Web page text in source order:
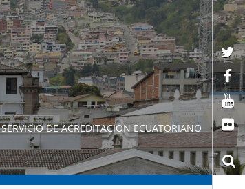
SERVICIO DE ACREDITACION ECUATORIANO